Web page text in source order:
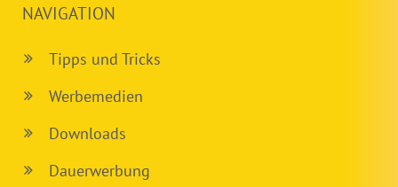
NAVIGATION
Tipps und Tricks
Werbemedien
Downloads
Dauerwerbung